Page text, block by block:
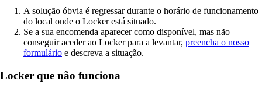
A solução óbvia é regressar durante o horário de funcionamento
do local onde o Locker está situado.
Se a sua encomenda aparecer como disponível, mas não
conseguir aceder ao Locker para a levantar, preencha o nosso
formulário e descreva a situação.
Locker que não funciona